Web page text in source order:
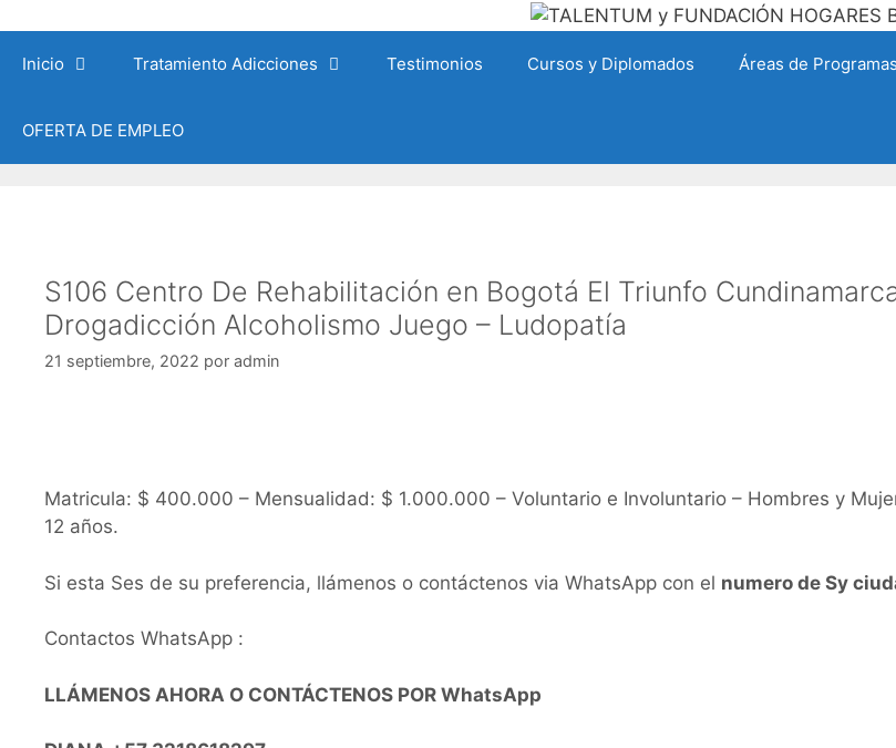
contenido
Inicio Tratamiento Adicciones Testimonios Cursos y Diplomados Áreas de Programas
OFERTA DE EMPLEO
S106 Centro De Rehabilitación en Bogotá El Triunfo
Drogadicción Alcoholismo Juego – Ludopatía
21 septiembre, 2022 por admin
Matricula: $ 400.000 – Mensualidad: $ 1.000.000 – Voluntario e Involuntario – Hombres y
12 años.
Si esta Ses de su preferencia, llámenos o contáctenos via WhatsApp con el numero de Sy
Contactos WhatsApp :
LLÁMENOS AHORA O CONTÁCTENOS POR WhatsApp